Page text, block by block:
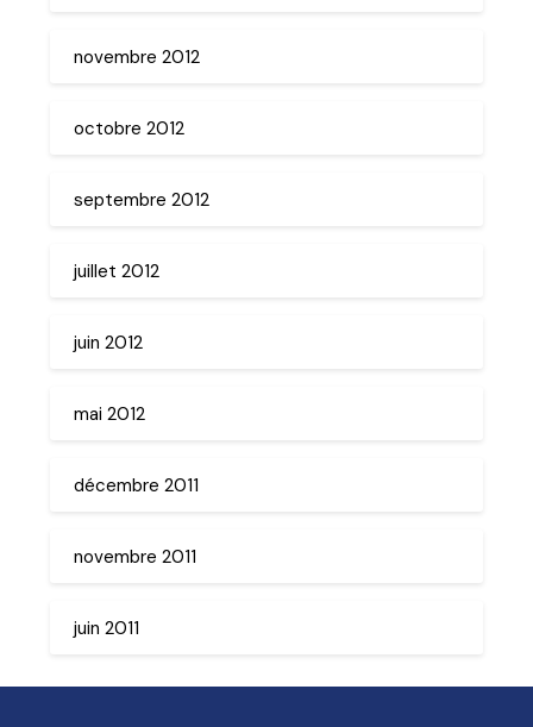
novembre 2012
octobre 2012
septembre 2012
juillet 2012
juin 2012
mai 2012
décembre 2011
novembre 2011
juin 2011